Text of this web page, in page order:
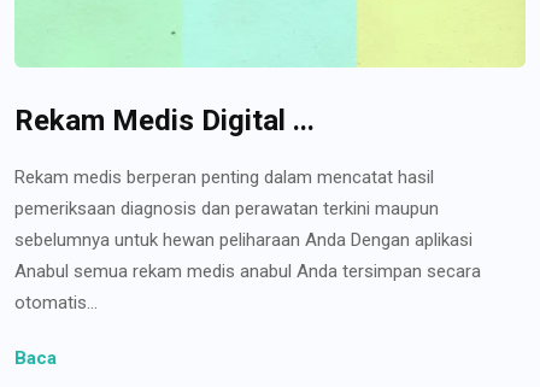
Rekam Medis Digital ...
Rekam medis berperan penting dalam mencatat hasil
pemeriksaan diagnosis dan perawatan terkini maupun
sebelumnya untuk hewan peliharaan Anda Dengan aplikasi
Anabul semua rekam medis anabul Anda tersimpan secara
otomatis...
Baca